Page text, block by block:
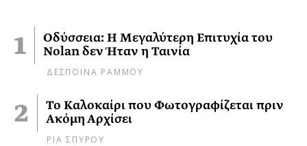
Οδύσσεια: Η Μεγαλύτερη Επιτυχία του
Nolan δεν Ήταν η Ταινία
ΔΕΣΠΟΙΝΑ ΡΑΜΜΟΥ
Το Καλοκαίρι που Φωτογραφίζεται πριν
Ακόμη Αρχίσει
ΡΙΑ ΣΠΥΡΟΥ